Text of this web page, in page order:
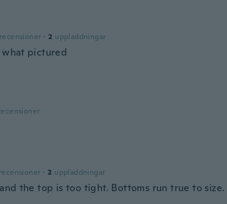
recensioner · 2 uppladdningar
what pictured
recensioner · 2 uppladdningar
the top is too tight. Bottoms run true to size.